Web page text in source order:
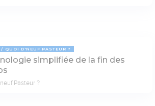
QUOI D'NEUF PASTEUR ?
simplifiée de la fin des
Pasteur ?